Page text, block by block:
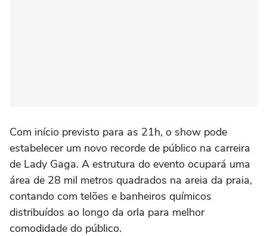
Com início previsto para as 21h, o show pode
estabelecer um novo recorde de público na carreira
de Lady Gaga. A estrutura do evento ocupará uma
área de 28 mil metros quadrados na areia da praia,
contando com telões e banheiros químicos
distribuídos ao longo da orla para melhor
comodidade do público.